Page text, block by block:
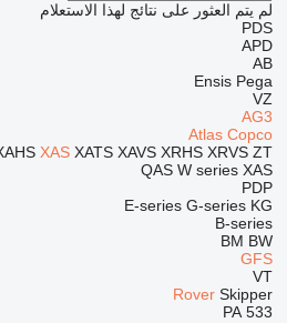
لم يتم العثور على نتائج لهذا الاستعلام
PDS
APD
AB
Ensis Pega
VZ
AG3
Atlas Copco
XAS XATS XAVS XRHS XRVS ZT
QAS W series XAS
PDP
E-series G-series KG
B-series
BM BW
GFS
VT
Rover Skipper
533
PA